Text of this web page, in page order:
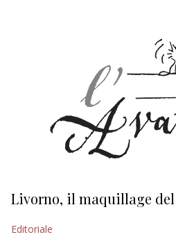
Livorno, il maquillage
Editoriale